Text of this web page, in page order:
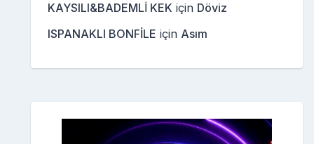
KAYSILI&BADEMLİ KEK için Döviz
ISPANAKLI BONFİLE için Asım